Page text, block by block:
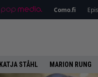
Como.fi
KATJA STÅHL MARION RUNG